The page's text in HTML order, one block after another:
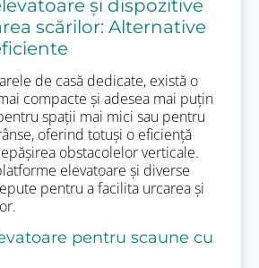
și dispozitive
scărilor: Alternative
de casă dedicate, există o
compacte și adesea mai puțin
spații mai mici sau pentru
oferind totuși o eficiență
obstacolelor verticale.
elevatoare și diverse
pentru a facilita urcarea și
pentru scaune cu